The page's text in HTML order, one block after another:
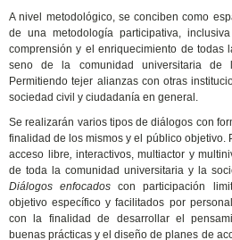
A nivel metodológico, se conciben como
de una metodología participativa,
comprensión y el enriquecimiento de todas
seno de la comunidad universitaria
Permitiendo tejer alianzas con otras
sociedad civil y ciudadanía en general.
Se realizarán varios tipos de diálogos con
finalidad de los mismos y el público objetivo.
acceso libre, interactivos, multiactor y
de toda la comunidad universitaria y la
Diálogos enfocados con participación
objetivo específico y facilitados por
con la finalidad de desarrollar el
buenas prácticas y el diseño de planes de